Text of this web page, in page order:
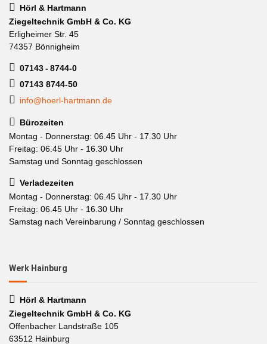
Hörl & Hartmann
Ziegeltechnik GmbH & Co. KG
Erligheimer Str. 45
74357 Bönnigheim
07143 - 8744-0
07143 8744-50
info@hoerl-hartmann.de
Bürozeiten
Montag - Donnerstag: 06.45 Uhr - 17.30 Uhr
Freitag: 06.45 Uhr - 16.30 Uhr
Samstag und Sonntag geschlossen
Verladezeiten
Montag - Donnerstag: 06.45 Uhr - 17.30 Uhr
Freitag: 06.45 Uhr - 16.30 Uhr
Samstag nach Vereinbarung / Sonntag geschlossen
Werk Hainburg
Hörl & Hartmann
Ziegeltechnik GmbH & Co. KG
Offenbacher Landstraße 105
63512 Hainburg